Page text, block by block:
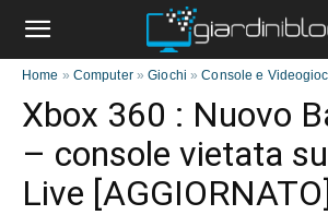
Home » Computer»Giochi »Console e
Xbox 360 : Nuovo
– console vietata
Live [AGGIORNATO]